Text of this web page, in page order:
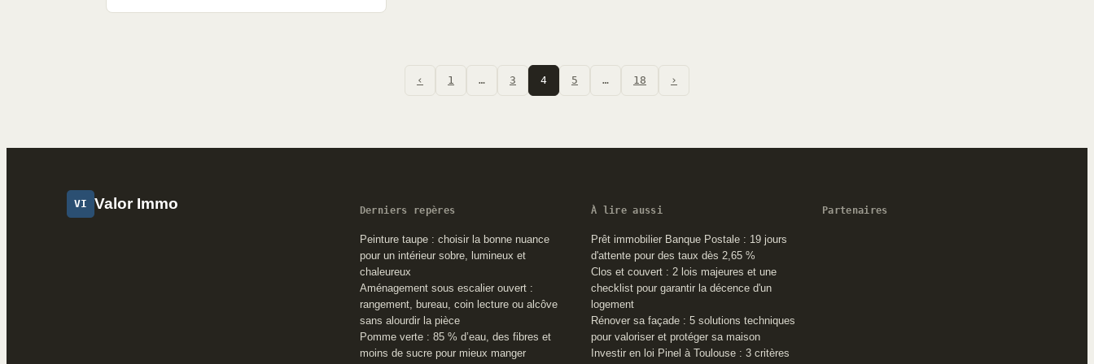
‹ 1 … 3 4 5 … 18 ›
VI Valor Immo Derniers repères
Peinture taupe : choisir la bonne nuance
pour un intérieur sobre, lumineux et
chaleureux
Aménagement sous escalier ouvert :
rangement, bureau, coin lecture ou alcôve
sans alourdir la pièce
Pomme verte : 85 % d’eau, des fibres et
moins de sucre pour mieux manger
À lire aussi
Prêt immobilier Banque Postale : 19 jours
d'attente pour des taux dès 2,65 %
Clos et couvert : 2 lois majeures et une
checklist pour garantir la décence d'un
logement
Rénover sa façade : 5 solutions techniques
pour valoriser et protéger sa maison
Investir en loi Pinel à Toulouse : 3 critères
Partenaires